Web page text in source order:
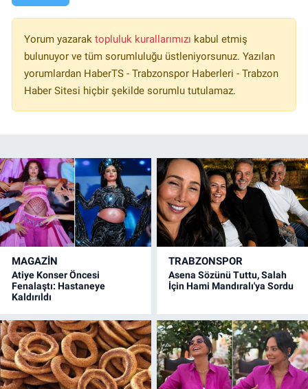
Yorum yazarak topluluk kurallarımızı kabul etmiş
bulunuyor ve tüm sorumluluğu üstleniyorsunuz. Yazılan
yorumlardan HaberTS - Trabzonspor Haberleri - Trabzon
Haber Sitesi hiçbir şekilde sorumlu tutulamaz.
MAGAZİN
Atiye Konser Öncesi
Fenalaştı: Hastaneye
Kaldırıldı
TRABZONSPOR
Asena Sözünü Tuttu, Salah
İçin Hami Mandıralı'ya Sordu